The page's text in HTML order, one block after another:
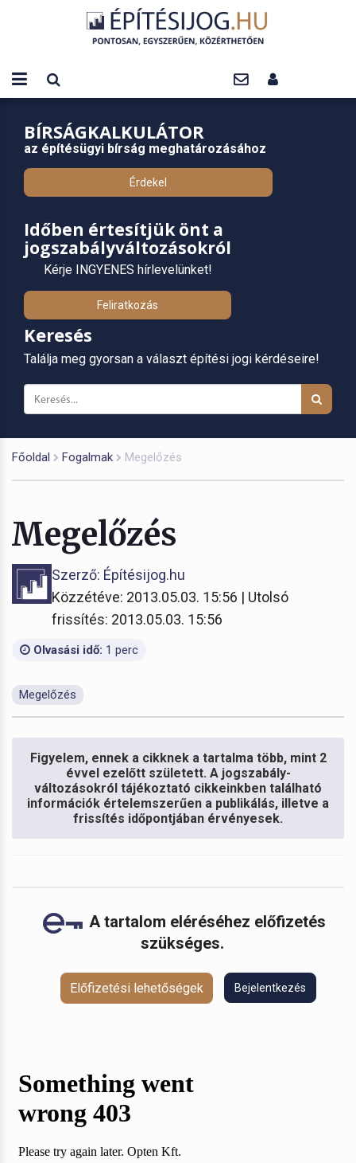
BÍRSÁGKALKULÁTOR
az építésügyi bírság meghatározásához
Érdekel
Időben értesítjük önt a
jogszabályváltozásokról
Kérje INGYENES hírlevelünket!
Feliratkozás
Keresés
Találja meg gyorsan a választ építési jogi kérdéseire!
Főoldal Fogalmak Megelőzés
Megelőzés
Szerző: Építésijog.hu
Közzétéve: 2013.05.03. 15:56 | Utolsó
frissítés: 2013.05.03. 15:56
Olvasási idő: 1 perc
Megelőzés
Figyelem, ennek a cikknek a tartalma több, mint 2
évvel ezelőtt született. A jogszabály-
változásokról tájékoztató cikkeinkben található
információk értelemszerűen a publikálás, illetve a
frissítés időpontjában érvényesek.
A tartalom eléréséhez előfizetés
szükséges.
Előfizetési lehetőségek Bejelentkezés